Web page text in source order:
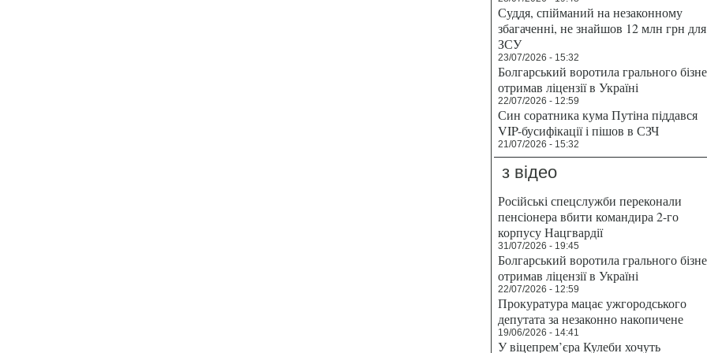
Суддя, спійманий на незаконному
збагаченні, не знайшов 12 млн грн для
ЗСУ
23/07/2026 - 15:32
Болгарський воротила грального
отримав ліцензії в Україні
22/07/2026 - 12:59
Син соратника кума Путіна піддався
VIP-бусифікації і пішов в СЗЧ
21/07/2026 - 15:32
з відео
Російські спецслужби переконали
пенсіонера вбити командира 2-го
корпусу Нацгвардії
31/07/2026 - 19:45
Болгарський воротила грального
отримав ліцензії в Україні
22/07/2026 - 12:59
Прокуратура мацає ужгородського
депутата за незаконно накопичене
19/06/2026 - 14:41
У віцепрем’єра Кулеби хочуть